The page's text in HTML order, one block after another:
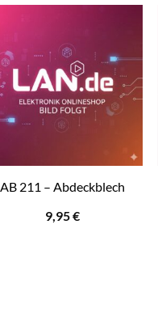
AB 211 – Abdeckblech
9,95€